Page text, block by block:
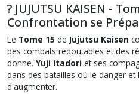
? JUJUTSU KAISEN -
Confrontation se
Le Tome 15 de Jujutsu Kaisen
des combats redoutables et des
donne. Yuji Itadori et ses
dans des batailles où le danger
d'augmenter.